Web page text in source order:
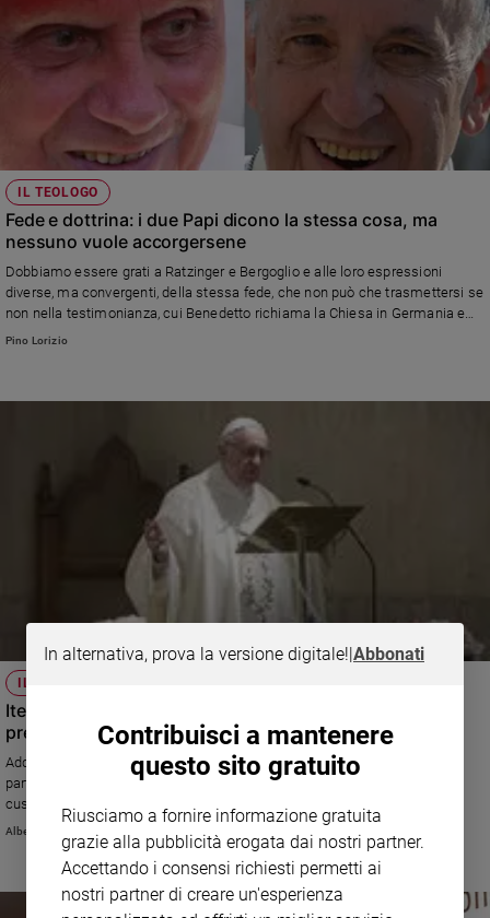
IL TEOLOGO
Fede e dottrina: i due Papi dicono la stessa cosa, ma
nessuno vuole accorgersene
Dobbiamo essere grati a Ratzinger e Bergoglio e alle loro espressioni
diverse, ma convergenti, della stessa fede, che non può che trasmettersi se
non nella testimonianza, cui Benedetto richiama la Chiesa in Germania e
Francesco la Chiesa universale. La riflessione del teologo don Pino Lorizio,
Pino Lorizio
IL DOCUMENTO
Ite Missa est, giro di vite del Papa sulle Messe con riti
preconciliari
Addolorato per gli abusi nelle celebrazioni liturgiche commessi «da una
parte e dall’altra», Jorge Mario Bergoglio, con il Motu proprio Traditionis
custodes e con una lettera d’accompagnamento spiega che certe
concessioni fatte da san Giovanni Paolo II e Benedetto XVI per unire e
sanare vecchie ferite sono state in realtà usate male da molti e che il
Messale di San Pio V è servito strumentalmente ad «aumentare le
distanze, indurire le differenze, costruire contrapposizioni che feriscono la
Alberto Chiara
In alternativa, prova la versione digitale!|Abbonati
Contribuisci a mantenere
questo sito gratuito
Riusciamo a fornire informazione gratuita
grazie alla pubblicità erogata dai nostri partner.
Accettando i consensi richiesti permetti ai
nostri partner di creare un'esperienza